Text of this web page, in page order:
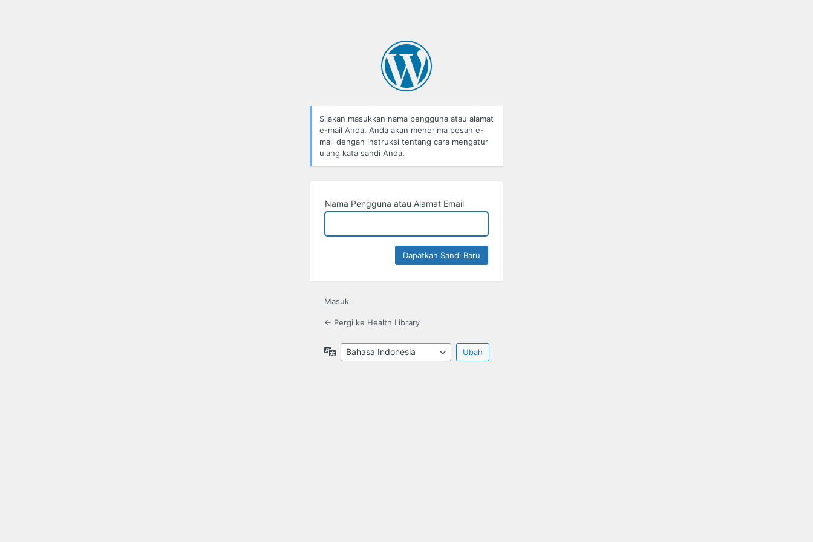
Silakan masukkan nama pengguna atau alamat
e-mail Anda. Anda akan menerima pesan e-
mail dengan instruksi tentang cara mengatur
ulang kata sandi Anda.
Nama Pengguna atau Alamat Email
Masuk
← Pergi ke Health Library
Bahasa